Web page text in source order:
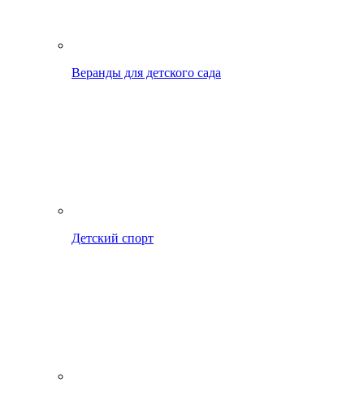
Веранды для детского сада
Детский спорт